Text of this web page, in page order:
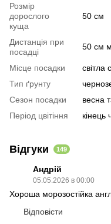
Розмір
дорослого
куща
50 см
Дистанція при
посадці
50 см
Місце посадки
світла
Тип ґрунту
Сезон посадки
весна
Період цвітіння
Відгуки 149
Андрій
05.05.2026 в 00:00
Хороша морозостійка
Відповісти